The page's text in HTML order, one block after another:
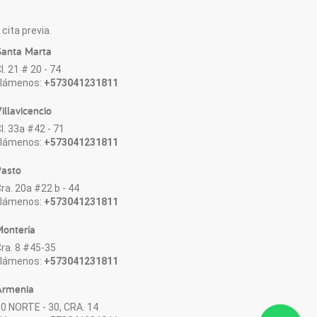
previa.
Marta
21 # 20 - 74
+573041231811
33a #42 - 71
+573041231811
20a #22 b - 44
+573041231811
8 #45-35
+573041231811
NORTE - 30, CRA. 14